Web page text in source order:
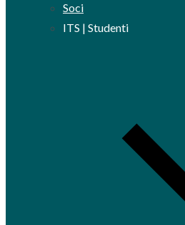
Soci
ITS | Studenti